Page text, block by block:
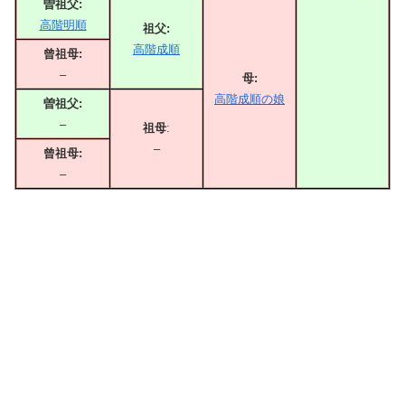
曽祖父:
高階明順
祖父:
高階成順
母:
高階成順の娘
曾祖母:
–
曽祖父:
–
祖母:
–
曾祖母:
–